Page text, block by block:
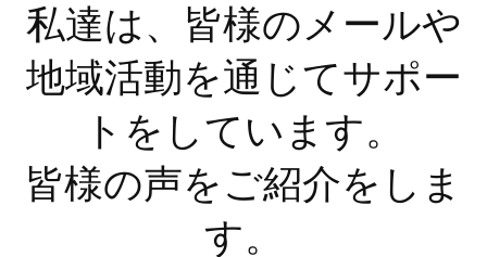
私達は、皆様のメールや
地域活動を通じてサポー
トをしています。
皆様の声をご紹介をしま
す。